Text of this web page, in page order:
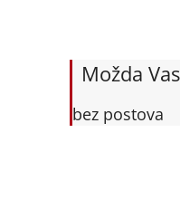
Možda
bez postova